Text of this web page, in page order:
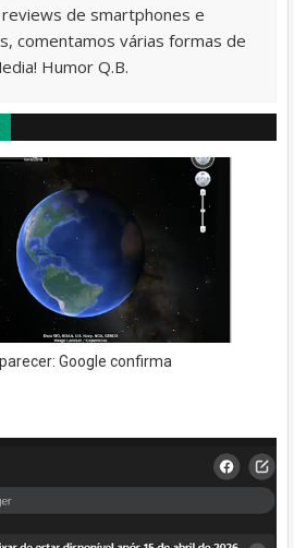
de smartphones e
comentamos várias formas de
Humor Q.B.
Google confirma